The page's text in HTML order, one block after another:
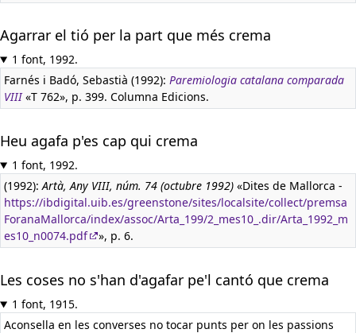
Agarrar el tió per la part que més crema
1 font, 1992.
Farnés i Badó, Sebastià (1992): Paremiologia catalana comparada
VIII«T 762», p. 399. Columna Edicions.
Heu agafa p'es cap qui crema
1 font, 1992.
(1992):Artà, Any VIII, núm. 74 (octubre 1992) «Dites de Mallorca -
https://ibdigital.uib.es/greenstone/sites/localsite/collect/premsa
ForanaMallorca/index/assoc/Arta_199/2_mes10_.dir/Arta_1992_m
es10_n0074.pdf
», p. 6.
Les coses no s'han d'agafar pe'l cantó que crema
1 font, 1915.
Aconsella en les converses no tocar punts per on les passions